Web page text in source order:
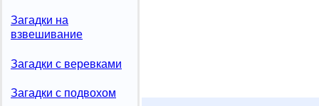
Загадки на
взвешивание
Загадки с веревками
Загадки с подвохом